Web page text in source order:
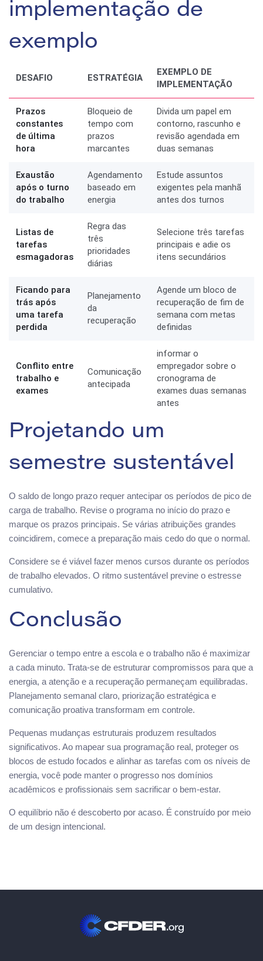
implementação de
exemplo
DESAFIO ESTRATÉGIA
EXEMPLO DE
IMPLEMENTAÇÃO
Prazos
constantes
de última
hora
Bloqueio de
tempo com
prazos
marcantes
Divida um papel em
contorno, rascunho e
revisão agendada em
duas semanas
Exaustão
após o turno
do trabalho
Agendamento
baseado em
energia
Estude assuntos
exigentes pela manhã
antes dos turnos
Listas de
tarefas
esmagadoras
Regra das
três
prioridades
diárias
Selecione três tarefas
principais e adie os
itens secundários
Ficando para
trás após
uma tarefa
perdida
Planejamento
da
recuperação
Agende um bloco de
recuperação de fim de
semana com metas
definidas
Conflito entre
trabalho e
exames
Comunicação
antecipada
informar o
empregador sobre o
cronograma de
exames duas semanas
antes
Projetando um
semestre sustentável
O saldo de longo prazo requer antecipar os períodos de pico de
carga de trabalho. Revise o programa no início do prazo e
marque os prazos principais. Se várias atribuições grandes
coincidirem, comece a preparação mais cedo do que o normal.
Considere se é viável fazer menos cursos durante os períodos
de trabalho elevados. O ritmo sustentável previne o estresse
cumulativo.
Conclusão
Gerenciar o tempo entre a escola e o trabalho não é maximizar
a cada minuto. Trata-se de estruturar compromissos para que a
energia, a atenção e a recuperação permaneçam equilibradas.
Planejamento semanal claro, priorização estratégica e
comunicação proativa transformam em controle.
Pequenas mudanças estruturais produzem resultados
significativos. Ao mapear sua programação real, proteger os
blocos de estudo focados e alinhar as tarefas com os níveis de
energia, você pode manter o progresso nos domínios
acadêmicos e profissionais sem sacrificar o bem-estar.
O equilíbrio não é descoberto por acaso. É construído por meio
de um design intencional.